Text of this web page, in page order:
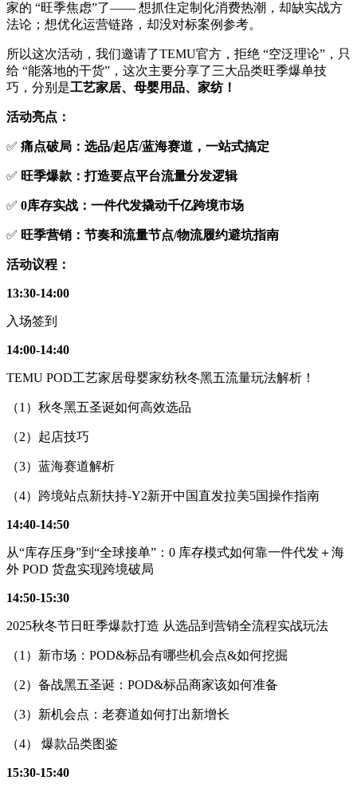
家的 “旺季焦虑”了—— 想抓住定制化消费热潮，却缺实战方
法论；想优化运营链路，却没对标案例参考。
所以这次活动，我们邀请了TEMU官方，拒绝 “空泛理论”，只
给 “能落地的干货”，这次主要分享了三大品类旺季爆单技
巧，分别是工艺家居、母婴用品、家纺！
活动亮点：
✅ 痛点破局：选品/起店/蓝海赛道，一站式搞定
✅ 旺季爆款：打造要点平台流量分发逻辑
✅ 0库存实战：一件代发撬动千亿跨境市场
✅ 旺季营销：节奏和流量节点/物流履约避坑指南
活动议程：
13:30-14:00
入场签到
14:00-14:40
TEMU POD工艺家居母婴家纺秋冬黑五流量玩法解析！
（1）秋冬黑五圣诞如何高效选品
（2）起店技巧
（3）蓝海赛道解析
（4）跨境站点新扶持-Y2新开中国直发拉美5国操作指南
14:40-14:50
从“库存压身”到“全球接单”：0 库存模式如何靠一件代发＋海
外 POD 货盘实现跨境破局
14:50-15:30
2025秋冬节日旺季爆款打造 从选品到营销全流程实战玩法
（1）新市场：POD&标品有哪些机会点&如何挖掘
（2）备战黑五圣诞：POD&标品商家该如何准备
（3）新机会点：老赛道如何打出新增长
（4） 爆款品类图鉴
15:30-15:40